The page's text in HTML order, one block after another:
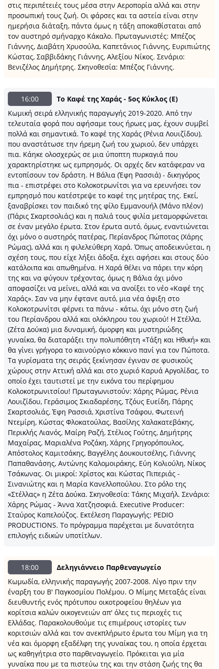
στις περιπέτειές τους μέσα στην Αεροπορία αλλά και στην
προσωπική τους ζωή. Οι φάρσες και τα αστεία είναι στην
ημερήσια διάταξη, πάντα όμως η τάξη αποκαθίσταται από
τον αυστηρό σμήναρχο Κάκαλο. Πρωταγωνιστές: Μπέζος
Γιάννης, Διαβάτη Χρυσούλα, Καπετάνιος Γιάννης, Ευριπιώτης
Κώστας, Σαββιδάκης Γιάννης, Αλεξίου Νίκος. Σενάριο:
Βενιζέλος Δημήτρης. Σκηνοθεσία: Μπέζος Γιάννης.
16:00
Το Καφέ της Χαράς - 5ος Κύκλος (Ε)
Κωμική σειρά ελληνικής παραγωγής 2019-2020. Από την
τελευταία φορά που αφήσαμε τους ήρωες μας, έχουν συμβεί
πολλά και σημαντικά. Το καφέ της Χαράς (Ρένια Λουιζίδου),
που αναστάτωσε την ήρεμη ζωή του χωριού, δεν υπάρχει
πια. Κάηκε ολοσχερώς σε μια ύποπτη πυρκαγιά που
χαρακτηρίστηκε ως εμπρησμός. Οι αρχές δεν κατάφεραν να
εντοπίσουν τον δράστη. Η Βάλια (Έφη Ρασσιά) - δικηγόρος
πια - επιστρέφει στο Κολοκοτρωνίτσι για να ερευνήσει τον
εμπρησμό που κατέστρεψε το καφέ της μητέρας της. Εκεί,
ξαναβρίσκει τον παιδικό της φίλο Εμμανουήλ (Μάνο πλέον)
(Πάρις Σκαρτσολιάς) και η παλιά τους φιλία μεταμορφώνεται
σε έναν μεγάλο έρωτα. Στον έρωτα αυτό, όμως, εναντιώνεται
όχι μόνο ο αυστηρός πατέρας, Περίανδρος Πώποτας (Χάρης
Ρώμας), αλλά και η φιλελεύθερη Χαρά. Όπως αποδεικνύεται, η
σχέση τους, που είχε λήξει άδοξα, έχει αφήσει και στους δύο
κατάλοιπα και απωθημένα. Η Χαρά θέλει να πάρει την κόρη
της και να φύγουν τρέχοντας, όμως η Βάλια όχι μόνο
αποφασίζει να μείνει, αλλά και να ανοίξει το νέο «Καφέ της
Χαράς». Σαν να μην έφτανε αυτό, μια νέα άφιξη στο
Κολοκοτρωνίτσι φέρνει τα πάνω - κάτω, όχι μόνο στη ζωή
του Περίανδρου αλλά και ολόκληρου του χωριού! Η Στέλλα,
(Ζέτα Δούκα) μια δυναμική, όμορφη και μυστηριώδης
γυναίκα, θα διαταράξει την πολυπόθητη «Τάξη και Ηθική» και
θα γίνει γρήγορα το καινούργιο κόκκινο πανί για τον Πώποτα.
Τα γυρίσματα της σειράς ξεκίνησαν έγιναν σε φυσικούς
χώρους στην Αττική αλλά και στο χωριό Καρυά Αργολίδας, το
οποίο έχει ταυτιστεί με την εικόνα του περίφημου
Κολοκοτρωνιτσίου! Πρωταγωνιστούν: Χάρης Ρώμας, Ρένια
Λουιζίδου, Γεράσιμος Σκιαδαρέσης, Τζόυς Ευείδη, Πάρης
Σκαρτσολιάς, Έφη Ρασσιά, Χριστίνα Τσάφου, Φωτεινή
Ντεμίρη, Κώστας Φλοκατούλας, Βασίλης Χαλακατεβάκης,
Περικλής Λιανός, Μαίρη Ραζή, Στέλιος Γούτης, Δημήτρης
Μαχαίρας, Μαριαλένα Ροζάκη, Χάρης Γρηγορόπουλος,
Απόστολος Καμιτσάκης, Βαγγέλης Δουκουτσέλης, Γιάννης
Παπαθανάσης, Αντώνης Καλομοιράκης, Εύη Κολιούλη, Νίκος
Τσάκωνας. Οι μικροί: Χρίστος και Κώστας Πιπεριάς -
Σινανιώτης και η Μαρία Κανελλοπούλου. Στο ρόλο της
«Στέλλας» η Ζέτα Δούκα. Σκηνοθεσία: Τάκης Μιχαήλ. Σενάριο:
Χάρης Ρώμας - Άννα Χατζησοφιά. Executive Producer:
Σταύρος Καπελούζος. Εκτέλεση Παραγωγής: PEDIO
PRODUCTIONS. Το πρόγραμμα παρέχεται με δυνατότητα
επιλογής ειδικών υποτίτλων.
18:00
Δεληγιάννειο Παρθεναγωγείο
Κωμωδία, ελληνικής παραγωγής 2007-2008. Λίγο πριν την
έναρξη του Β' Παγκοσμίου Πολέμου. Ο Μίμης Μεταξάς είναι
διευθυντής ενός πρότυπου οικοτροφείου θηλέων για
κορίτσια καλών οικογενειών απ' όλες τις περιοχές τις
Ελλάδας. Παρακολουθούμε τις επιμέρους ιστορίες των
κοριτσιών αλλά και τον ανεκπλήρωτο έρωτα του Μίμη για τη
νέα και όμορφη εξαδέλφη της γυναίκας του, η οποία έρχεται
ως καθηγήτρια στο παρθεναγωγείο. Πρόκειται για μία
γυναίκα που με τα πιστεύω της και την στάση ζωής της θα